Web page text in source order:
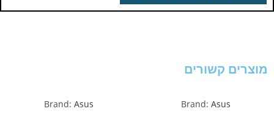
מוצרים קשורים
Brand: Asus
Brand: Asus